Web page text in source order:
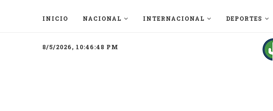
INICIO NACIONAL INTERNACIONAL DEPORTES
8/5/2026, 10:46:48 PM